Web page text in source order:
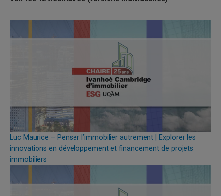
Luc Maurice – Penser l’immobilier autrement | Explorer les
innovations en développement et financement de projets
immobiliers